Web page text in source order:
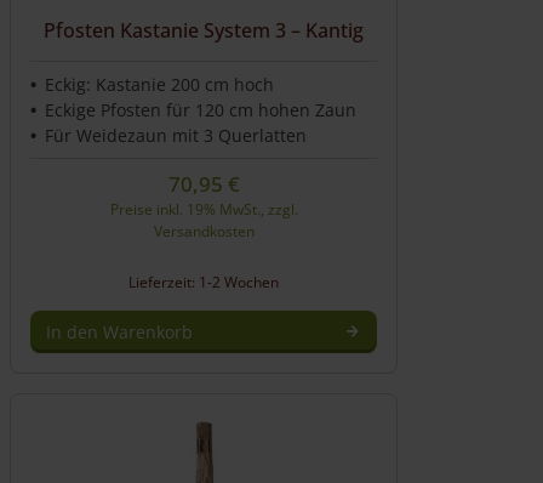
Pfosten Kastanie System 3 – Kantig
Eckig: Kastanie 200 cm hoch
Eckige Pfosten für 120 cm hohen Zaun
Für Weidezaun mit 3 Querlatten
70,95 €
Preise inkl. 19% MwSt., zzgl.
Versandkosten
Lieferzeit: 1-2 Wochen
In den Warenkorb